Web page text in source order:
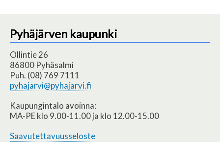
Pyhäjärven kaupunki
Ollintie 26
86800 Pyhäsalmi
Puh. (08) 769 7111
pyhajarvi@pyhajarvi.fi
Kaupungintalo avoinna:
MA-PE klo 9.00-11.00 ja klo 12.00-15.00
Saavutettavuusseloste